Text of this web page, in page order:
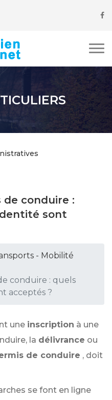
de conduire :
sont
- Mobilité
conduire : quels
acceptés ?
une inscription à une
la délivrance ou
de conduire , doit
se font en ligne